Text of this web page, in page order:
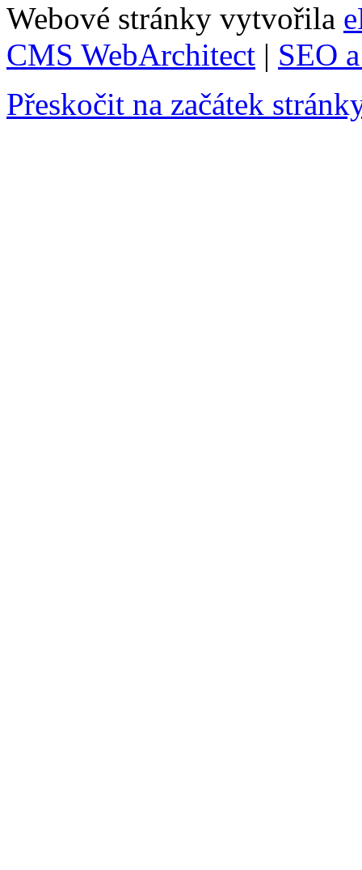
Webové stránky vytvořila
CMS WebArchitect | SEO
Přeskočit na začátek